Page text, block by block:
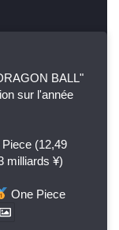
BALL"
sur l'année
(12,49
milliards ¥)
One Piece